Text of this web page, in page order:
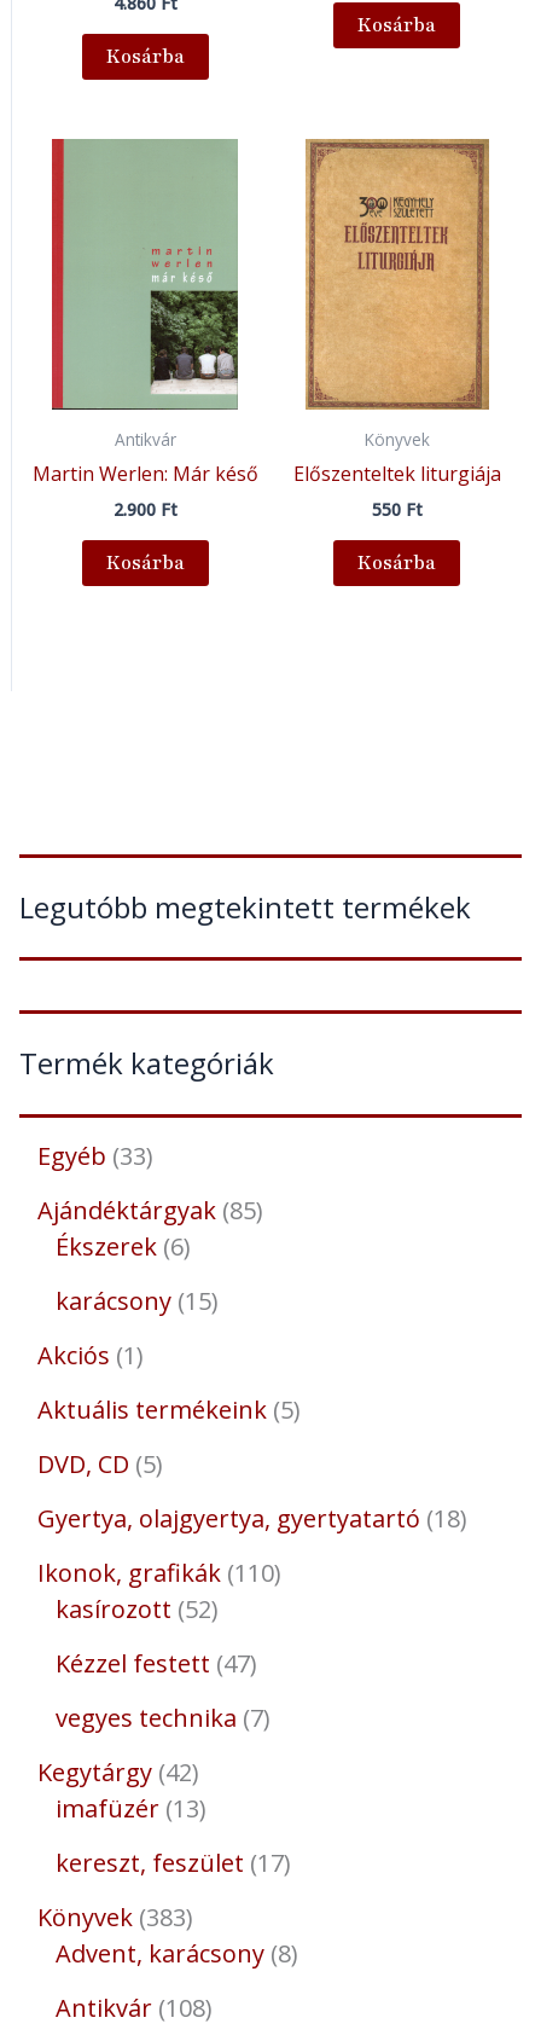
Legutóbb megtekintett termékek
Termék kategóriák
Egyéb 33
Ajándéktárgyak 85
Ékszerek 6
karácsony 15
Akciós 1
Aktuális termékeink 5
DVD, CD 5
Gyertya, olajgyertya, gyertyatartó 18
Ikonok, grafikák 110
kasírozott 52
Kézzel festett 47
vegyes technika 7
Kegytárgy 42
imafüzér 13
kereszt, feszület 17
Könyvek 383
Advent, karácsony 8
Antikvár 108
Kosárba
Kosárba
Antikvár
Martin Werlen: Már késő
2.900 Ft
Kosárba
Könyvek
Előszenteltek liturgiája
550 Ft
Kosárba